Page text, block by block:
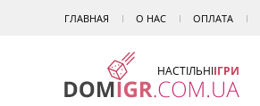
ГЛАВНАЯ О НАС ОПЛАТА
НАСТІЛЬНІІГРИ